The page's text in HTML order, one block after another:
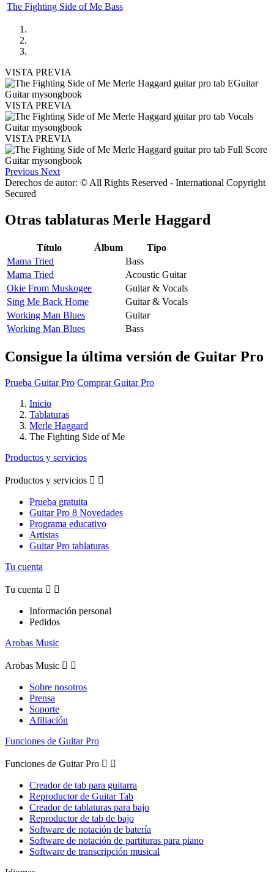
The Fighting Side of Me Bass
VISTA PREVIA
VISTA PREVIA
VISTA PREVIA
Previous Next
Derechos de autor: © All Rights Reserved - International Copyright
Secured
Otras tablaturas Merle Haggard
Título Álbum
Tipo
Mama Tried
Bass
Mama Tried
Acoustic Guitar
Okie From Muskogee
Guitar & Vocals
Sing Me Back Home
Guitar & Vocals
Working Man Blues
Guitar
Working Man Blues
Bass
Consigue la última versión de Guitar Pro
Prueba Guitar Pro Comprar Guitar Pro
Inicio
Tablaturas
Merle Haggard
The Fighting Side of Me
Productos y servicios
Productos y servicios  
Prueba gratuita
Guitar Pro 8 Novedades
Programa educativo
Artistas
Guitar Pro tablaturas
Tu cuenta
Tu cuenta  
Información personal
Pedidos
Arobas Music
Arobas Music  
Sobre nosotros
Prensa
Soporte
Afiliación
Funciones de Guitar Pro
Funciones de Guitar Pro  
Creador de tab para guitarra
Reproductor de Guitar Tab
Creador de tablaturas para bajo
Reproductor de tab de bajo
Software de notación de batería
Software de notación de partituras para piano
Software de transcripción musical